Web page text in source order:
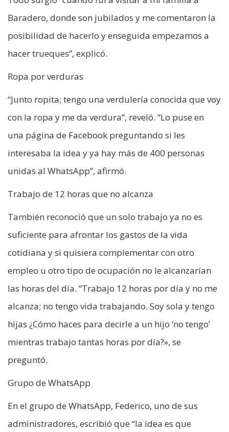
Baradero, donde son jubilados y me comentaron la
posibilidad de hacerlo y enseguida empezamos a
hacer trueques”, explicó.
Ropa por verduras
“Junto ropita; tengo una verdulería conocida que voy
con la ropa y me da verdura”, reveló. “Lo puse en
una página de Facebook preguntando si les
interesaba la idea y ya hay más de 400 personas
unidas al WhatsApp”, afirmó.
Trabajo de 12 horas que no alcanza
También reconoció que un solo trabajo ya no es
suficiente para afrontar los gastos de la vida
cotidiana y si quisiera complementar con otro
empleo u otro tipo de ocupación no le alcanzarían
las horas del día. “Trabajo 12 horas por día y no me
alcanza; no tengo vida trabajando. Soy sola y tengo
hijas ¿Cómo haces para decirle a un hijo ‘no tengo’
mientras trabajo tantas horas por día?», se
preguntó.
Grupo de WhatsApp
En el grupo de WhatsApp, Federico, uno de sus
administradores, escribió que “la idea es que